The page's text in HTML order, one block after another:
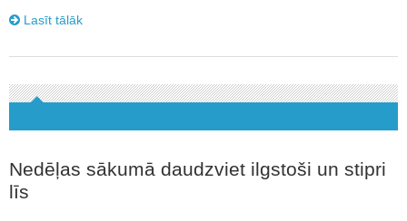
Lasīt tālāk
Nedēļas sākumā daudzviet ilgstoši un stipri
līs